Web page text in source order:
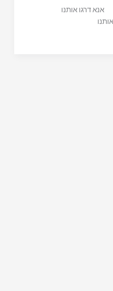
אנא דרגו אותנו